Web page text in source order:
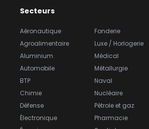
Secteurs
Aéronautique
Agroalimentaire
Aluminium
Automobile
BTP
Chimie
Défense
Électronique
Fonderie
Luxe / Horlogerie
Médical
Métallurgie
Naval
Nucléaire
Pétrole et gaz
Pharmacie